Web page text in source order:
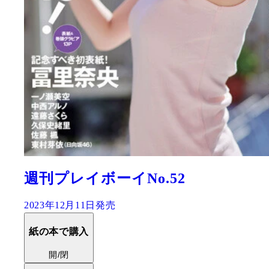
週刊プレイボーイNo.52
2023年12月11日発売
紙の本で購入
開/閉